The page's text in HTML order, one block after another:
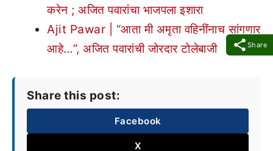
Share
करेन ; अजित पवारांचा भाजपला इशारा
Ajit Pawar | “आता मी अमृता वहिनींनाच सांगणार
आहे…”, अजित पवारांची जोरदार टोलेबाजी
Share this post:
Facebook
X